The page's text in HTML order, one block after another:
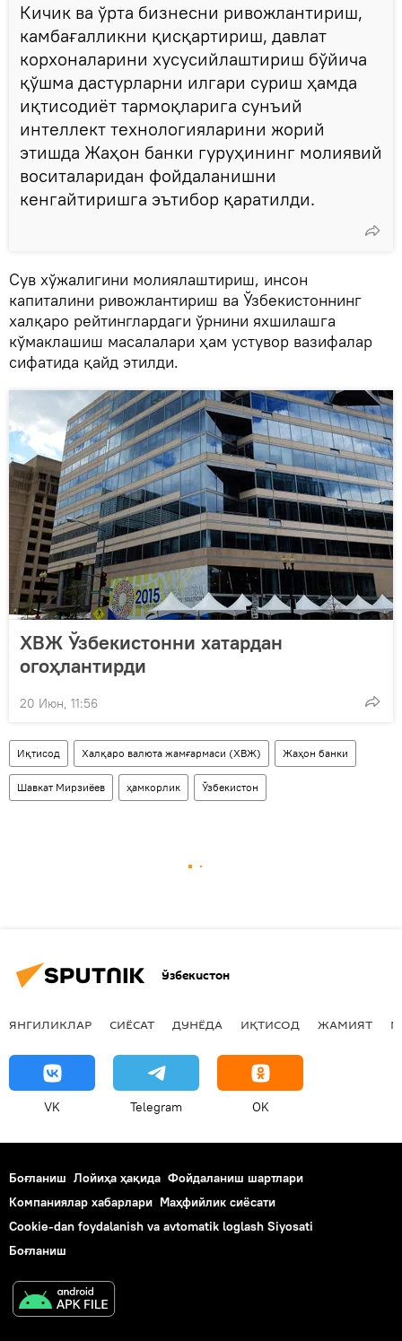
Кичик ва ўрта бизнесни ривожлантириш,
камбағалликни қисқартириш, давлат
корхоналарини хусусийлаштириш бўйича
қўшма дастурларни илгари суриш ҳамда
иқтисодиёт тармоқларига сунъий
интеллект технологияларини жорий
этишда Жаҳон банки гуруҳининг молиявий
воситаларидан фойдаланишни
кенгайтиришга эътибор қаратилди.
Сув хўжалигини молиялаштириш, инсон
капиталини ривожлантириш ва Ўзбекистоннинг
халқаро рейтинглардаги ўрнини яхшилашга
кўмаклашиш масалалари ҳам устувор вазифалар
сифатида қайд этилди.
ХВЖ Ўзбекистонни хатардан
огоҳлантирди
20 Июн, 11:56
Иқтисод Халқаро валюта жамғармаси (ХВЖ) Жаҳон банки
Шавкат Мирзиёев ҳамкорлик Ўзбекистон
Ўзбекистон
ЯНГИЛИКЛАР СИЁСАТ ДУНЁДА ИҚТИСОД ЖАМИЯТ
VK Telegram OK
Боғланиш Лойиҳа ҳақида Фойдаланиш шартлари
Компаниялар хабарлари Маҳфийлик сиёсати
Cookie-dan foydalanish va avtomatik loglash Siyosati
Боғланиш